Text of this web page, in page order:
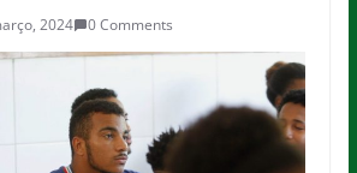
2024 0 Comments